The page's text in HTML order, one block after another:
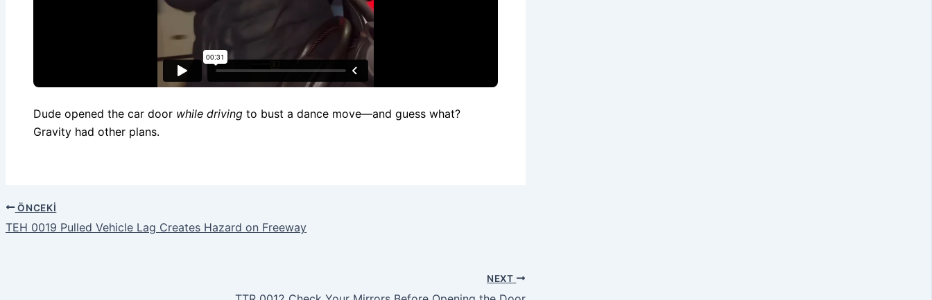
Dude opened the car door while driving to bust a dance move—and guess what?
Gravity had other plans.
ÖNCEKI
TEH 0019 Pulled Vehicle Lag Creates Hazard on Freeway
NEXT